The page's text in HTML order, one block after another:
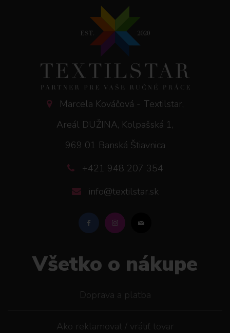
Marcela Kováčová - Textilstar,
Areál DUŽINA, Kolpašská 1,
969 01 Banská Štiavnica
+421 948 207 354
info@textilstar.sk
Všetko o nákupe
Doprava a platba
Ako reklamovat / vrátiť tovar